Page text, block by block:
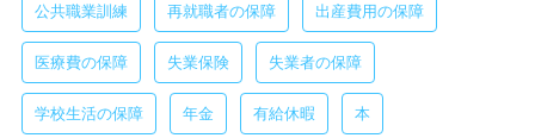
公共職業訓練 再就職者の保障 出産費用の保障
医療費の保障 失業保険 失業者の保障
学校生活の保障 年金 有給休暇 本